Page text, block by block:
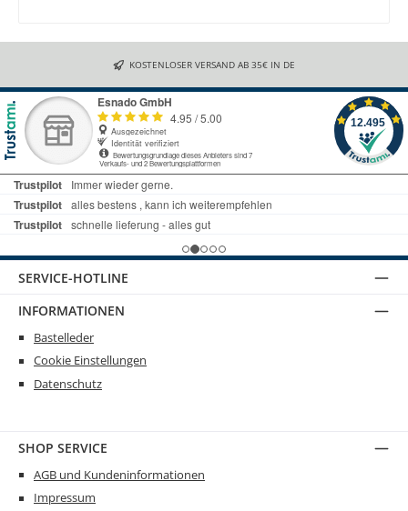
KOSTENLOSER VERSAND AB 35€ IN DE
SERVICE-HOTLINE
INFORMATIONEN
Bastelleder
Cookie Einstellungen
Datenschutz
SHOP SERVICE
AGB und Kundeninformationen
Impressum